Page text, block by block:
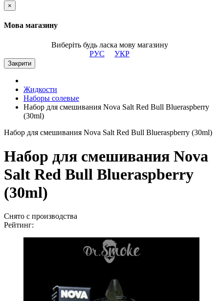
×
Мова магазину
Виберіть будь ласка мову магазину
РУС
УКР
Закрити
Жидкости
Наборы солевые
Набор для смешивания Nova Salt Red Bull Blueraspberry
(30ml)
Набор для смешивания Nova Salt Red Bull Blueraspberry (30ml)
Набор для смешивания Nova
Salt Red Bull Blueraspberry
(30ml)
Снято с производства
Рейтинг: